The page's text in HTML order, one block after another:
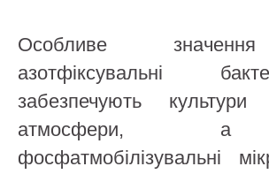
Особливе
азотфіксувальні
забезпечують
атмосфери, а
фосфатмобілізувальні